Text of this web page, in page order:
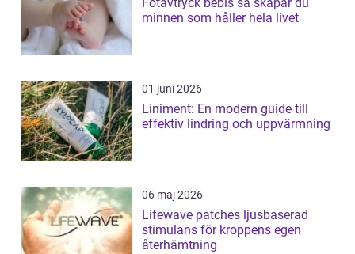
minnen som håller hela livet
01 juni 2026
Liniment: En modern guide till
effektiv lindring och uppvärmning
06 maj 2026
Lifewave patches ljusbaserad
stimulans för kroppens egen
återhämtning